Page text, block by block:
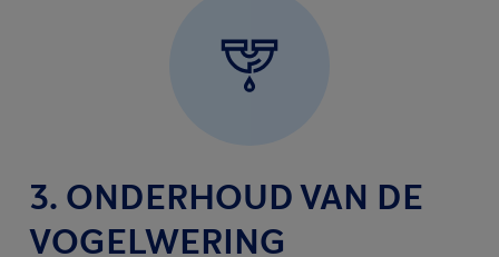
3. ONDERHOUD VAN DE
VOGELWERING